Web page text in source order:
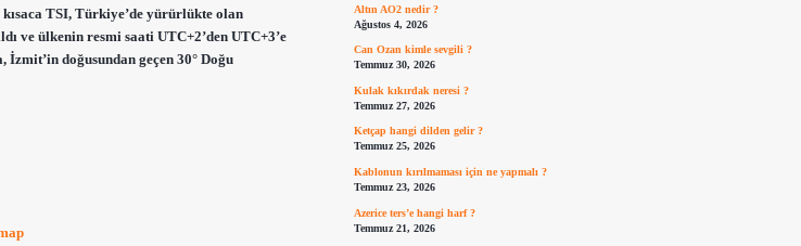
TSI, Türkiye’de yürürlükte olan
ve ülkenin resmi saati UTC+2’den UTC+3’e
doğusundan geçen 30° Doğu
Altın AO2 nedir ?
Ağustos 4, 2026
Can Ozan kimle sevgili ?
Temmuz 30, 2026
Kulak kıkırdak neresi ?
Temmuz 27, 2026
Ketçap hangi dilden gelir ?
Temmuz 25, 2026
Kablonun kırılmaması için ne yapmalı ?
Temmuz 23, 2026
Azerice ters’e hangi harf ?
Temmuz 21, 2026